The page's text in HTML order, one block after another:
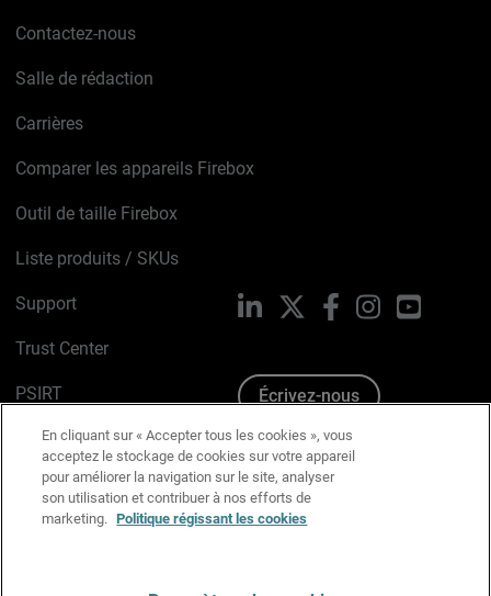
Contactez-nous
Salle de rédaction
Carrières
Comparer les appareils Firebox
Outil de taille Firebox
Liste produits / SKUs
Support
Trust Center
PSIRT
Avis sur les cookies
Politique de confidentialité
Charte Graphique
LinkedIn FacebookInstagramYouTube
Écrivez-nous
En cliquant sur « Accepter tous les cookies », vous
acceptez le stockage de cookies sur votre appareil
pour améliorer la navigation sur le site, analyser
son utilisation et contribuer à nos efforts de
marketing. Politique régissant les cookies